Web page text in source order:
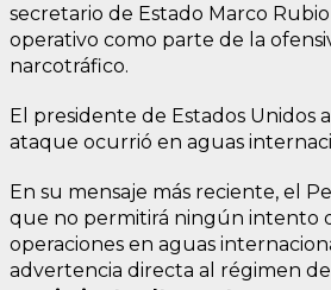
secretario de Estado Marco
operativo como parte de la
narcotráfico.
El presidente de Estados Unidos
ataque ocurrió en aguas
En su mensaje más reciente, el
que no permitirá ningún intento
operaciones en aguas
advertencia directa al régimen